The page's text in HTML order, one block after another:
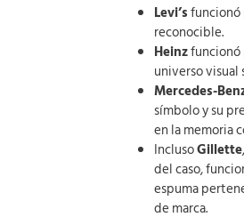
Levi’sfuncionó
reconocible.
Heinzfuncionó
universo
Mercedes-
símbolo y su
en la memoria
InclusoGillette
del caso,
espuma
de marca.